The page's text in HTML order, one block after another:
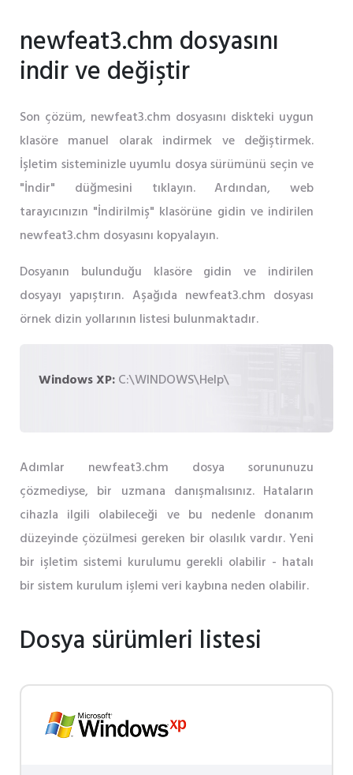
newfeat3.chm dosyasını
indir ve değiştir
Son çözüm, newfeat3.chm dosyasını diskteki uygun
klasöre manuel olarak indirmek ve değiştirmek.
İşletim sisteminizle uyumlu dosya sürümünü seçin ve
"İndir" düğmesini tıklayın. Ardından, web
tarayıcınızın "İndirilmiş" klasörüne gidin ve indirilen
newfeat3.chm dosyasını kopyalayın.
Dosyanın bulunduğu klasöre gidin ve indirilen
dosyayı yapıştırın. Aşağıda newfeat3.chm dosyası
örnek dizin yollarının listesi bulunmaktadır.
Windows XP:C:\WINDOWS\Help\
Adımlar newfeat3.chm dosya sorununuzu
çözmediyse, bir uzmana danışmalısınız. Hataların
cihazla ilgili olabileceği ve bu nedenle donanım
düzeyinde çözülmesi gereken bir olasılık vardır. Yeni
bir işletim sistemi kurulumu gerekli olabilir - hatalı
bir sistem kurulum işlemi veri kaybına neden olabilir.
Dosya sürümleri listesi